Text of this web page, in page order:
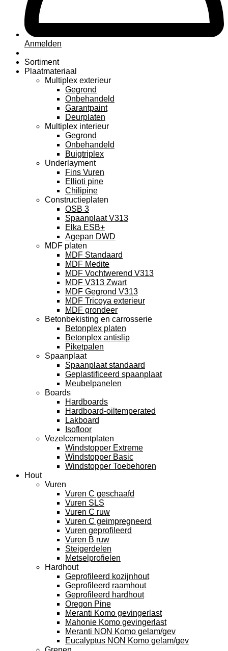
Anmelden
Sortiment
Plaatmateriaal
Multiplex exterieur
Gegrond
Onbehandeld
Garantpaint
Deurplaten
Multiplex interieur
Gegrond
Onbehandeld
Buigtriplex
Underlayment
Fins Vuren
Ellioti pine
Chilipine
Constructieplaten
OSB 3
Spaanplaat V313
Elka ESB+
Agepan DWD
MDF platen
MDF Standaard
MDF Medite
MDF Vochtwerend V313
MDF V313 Zwart
MDF Gegrond V313
MDF Tricoya exterieur
MDF grondeer
Betonbekisting en carrosserie
Betonplex platen
Betonplex antislip
Piketpalen
Spaanplaat
Spaanplaat standaard
Geplastificeerd spaanplaat
Meubelpanelen
Boards
Hardboards
Hardboard-oiltemperated
Lakboard
Isofloor
Vezelcementplaten
Windstopper Extreme
Windstopper Basic
Windstopper Toebehoren
Hout
Vuren
Vuren C geschaafd
Vuren SLS
Vuren C ruw
Vuren C geimpregneerd
Vuren geprofileerd
Vuren B ruw
Steigerdelen
Metselprofielen
Hardhout
Geprofileerd kozijnhout
Geprofileerd raamhout
Geprofileerd hardhout
Oregon Pine
Meranti Komo gevingerlast
Mahonie Komo gevingerlast
Meranti NON Komo gelam/gev
Eucalyptus NON Komo gelam/gev